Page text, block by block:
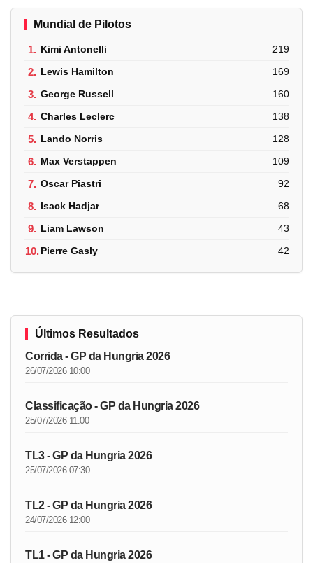
Mundial de Pilotos
1. Kimi Antonelli 219
2. Lewis Hamilton 169
3. George Russell 160
4. Charles Leclerc 138
5. Lando Norris 128
6. Max Verstappen 109
7. Oscar Piastri 92
8. Isack Hadjar 68
9. Liam Lawson 43
10.Pierre Gasly 42
Últimos Resultados
Corrida - GP da Hungria 2026
26/07/2026 10:00
Classificação - GP da Hungria 2026
25/07/2026 11:00
TL3 - GP da Hungria 2026
25/07/2026 07:30
TL2 - GP da Hungria 2026
24/07/2026 12:00
TL1 - GP da Hungria 2026